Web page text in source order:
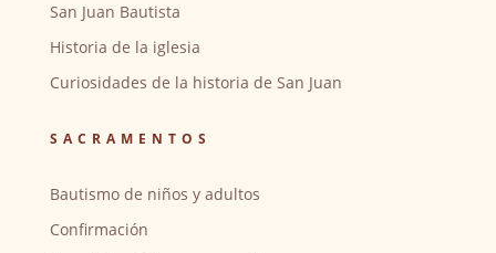
San Juan Bautista
Historia de la iglesia
Curiosidades de la historia de San Juan
SACRAMENTOS
Bautismo de niños y adultos
Confirmación